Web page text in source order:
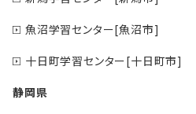
魚沼学習センター[魚沼市]
十日町学習センター[十日町市]
静岡県